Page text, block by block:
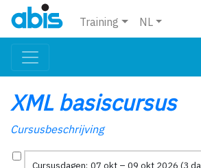
Training NL
XML basiscursus
Cursusbeschrijving
Cursusdagen: 07 okt – 09 okt 2026 (3